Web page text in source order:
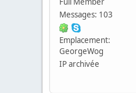
Messages: 103
Emplacement:
GeorgeWog
IP archivée